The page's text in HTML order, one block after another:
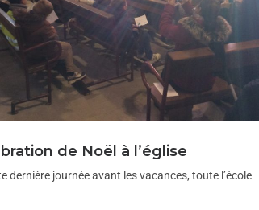
de Noël à l’église
dernière journée avant les vacances, toute l’école